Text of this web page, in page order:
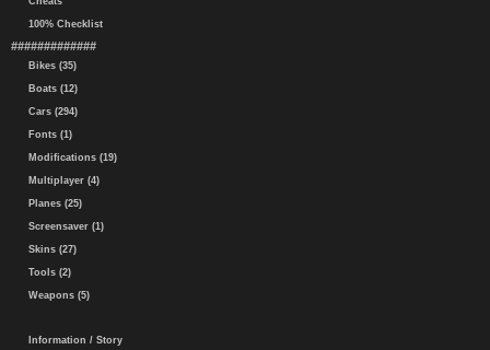
100% Checklist
#############
Bikes (35)
Boats (12)
Cars (294)
Fonts (1)
Modifications (19)
Multiplayer (4)
Planes (25)
Screensaver (1)
Skins (27)
Tools (2)
Weapons (5)
Information / Story